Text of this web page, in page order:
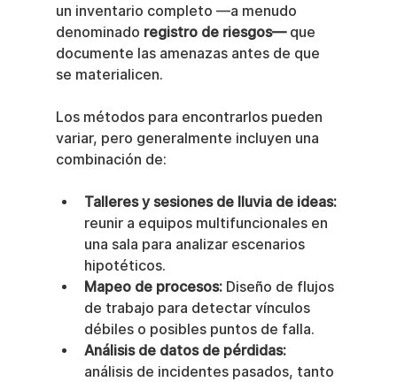
un inventario completo —a menudo
denominado registro de riesgos— que
documente las amenazas antes de que
se materialicen.
Los métodos para encontrarlos pueden
variar, pero generalmente incluyen una
combinación de:
Talleres y sesiones de lluvia de ideas:
reunir a equipos multifuncionales en
una sala para analizar escenarios
hipotéticos.
Mapeo de procesos: Diseño de flujos
de trabajo para detectar vínculos
débiles o posibles puntos de falla.
Análisis de datos de pérdidas:
análisis de incidentes pasados, tanto